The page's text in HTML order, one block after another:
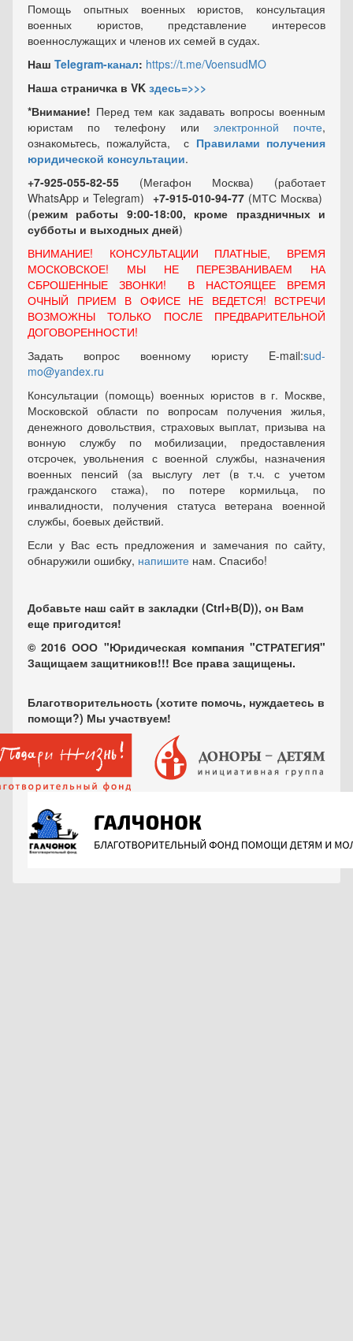
Помощь опытных военных юристов, консультация
военных юристов, представление интересов
военнослужащих и членов их семей в судах.
Наш Telegram-канал: https://t.me/VoensudMO
Наша страничка в VK здесь=>>>
*Внимание! Перед тем как задавать вопросы военным
юристам по телефону или электронной почте,
ознакомьтесь, пожалуйста, с Правилами получения
юридической консультации.
+7-925-055-82-55 (Мегафон Москва) (работает
WhatsApp и Telegram) +7-915-010-94-77 (МТС Москва)
(режим работы 9:00-18:00, кроме праздничных и
субботы и выходных дней)
ВНИМАНИЕ! КОНСУЛЬТАЦИИ ПЛАТНЫЕ, ВРЕМЯ
МОСКОВСКОЕ! МЫ НЕ ПЕРЕЗВАНИВАЕМ НА
СБРОШЕННЫЕ ЗВОНКИ! В НАСТОЯЩЕЕ ВРЕМЯ
ОЧНЫЙ ПРИЕМ В ОФИСЕ НЕ ВЕДЕТСЯ! ВСТРЕЧИ
ВОЗМОЖНЫ ТОЛЬКО ПОСЛЕ ПРЕДВАРИТЕЛЬНОЙ
ДОГОВОРЕННОСТИ!
Задать вопрос военному юристу E-mail:sud-
mo@yandex.ru
Консультации (помощь) военных юристов в г. Москве,
Московской области по вопросам получения жилья,
денежного довольствия, страховых выплат, призыва на
вонную службу по мобилизации, предоставления
отсрочек, увольнения с военной службы, назначения
военных пенсий (за выслугу лет (в т.ч. с учетом
гражданского стажа), по потере кормильца, по
инвалидности, получения статуса ветерана военной
службы, боевых действий.
Если у Вас есть предложения и замечания по сайту,
обнаружили ошибку, напишите нам. Спасибо!
Добавьте наш сайт в закладки (Ctrl+В(D)), он Вам
еще пригодится!
© 2016 ООО "Юридическая компания "СТРАТЕГИЯ"
Защищаем защитников!!! Все права защищены.
Благотворительность (хотите помочь, нуждаетесь в
помощи?) Мы участвуем!